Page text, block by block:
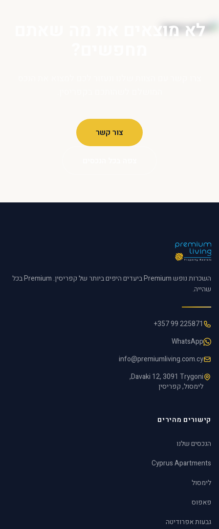
לא מוצאים את מה שאתם
צור קשר
השכרות נופש Premium ביעדים היפים ביותר של קפריסין. Premium בכל
שהייה.
+357 99 225871
WhatsApp
info@premiumliving.com.cy
Davaki 12, 3091 Trygoni,
לימסול, קפריסין
קישורים מהירים
הנכסים שלנו
Cyprus Apartments
לימסול
פאפוס
גבעות אפרודיטה